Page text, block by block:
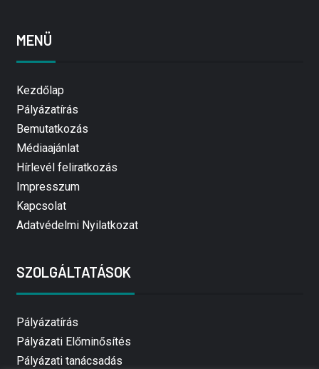
MENÜ
Kezdőlap
Pályázatírás
Bemutatkozás
Médiaajánlat
Hírlevél feliratkozás
Impresszum
Kapcsolat
Adatvédelmi Nyilatkozat
SZOLGÁLTATÁSOK
Pályázatírás
Pályázati Előminősítés
Pályázati tanácsadás